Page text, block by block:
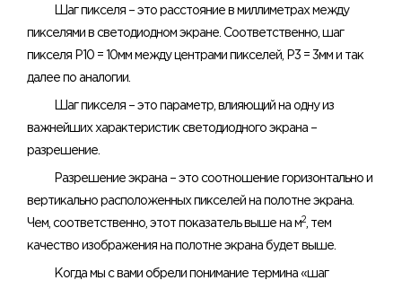
Шаг пикселя – это расстояние в миллиметрах между
пикселями в светодиодном экране. Соответственно, шаг
пикселя Р10 = 10мм между центрами пикселей, Р3 = 3мм и так
далее по аналогии.
Шаг пикселя – это параметр, влияющий на одну из
важнейших характеристик светодиодного экрана –
разрешение.
Разрешение экрана – это соотношение горизонтально и
вертикально расположенных пикселей на полотне экрана.
Чем, соответственно, этот показатель выше на м2 , тем
качество изображения на полотне экрана будет выше.
Когда мы с вами обрели понимание термина «шаг